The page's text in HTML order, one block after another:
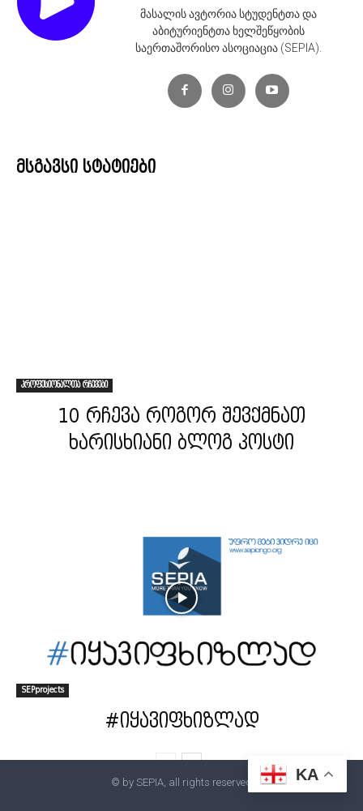
მასალის ავტორია სტუდენტთა და
აბიტურიენტთა ხელშეწყობის
საერთაშორისო ასოციაცია (SEPIA).
მსგავსი სტატიები
პროფესიონალთა რჩევები
10 რჩევა როგორ შევქმნათ
ხარისხიანი ბლოგ პოსტი
SEPprojects
#იყავიფხიზლად
© by SEPIA, all rights reserved KA